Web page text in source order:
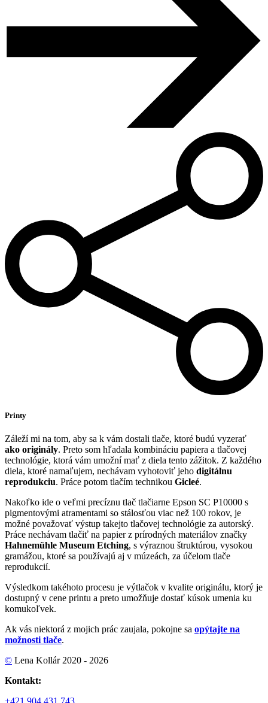
Printy
Záleží mi na tom, aby sa k vám dostali tlače, ktoré budú vyzerať
ako originály. Preto som hľadala kombináciu papiera a tlačovej
technológie, ktorá vám umožní mať z diela tento zážitok. Z každého
diela, ktoré namaľujem, nechávam vyhotoviť jeho digitálnu
reprodukciu. Práce potom tlačím technikou Gicleé.
Nakoľko ide o veľmi precíznu tlač tlačiarne Epson SC P10000 s
pigmentovými atramentami so stálosťou viac než 100 rokov, je
možné považovať výstup takejto tlačovej technológie za autorský.
Práce nechávam tlačiť na papier z prírodných materiálov značky
Hahnemühle Museum Etching, s výraznou štruktúrou, vysokou
gramážou, ktoré sa používajú aj v múzeách, za účelom tlače
reprodukcií.
Výsledkom takéhoto procesu je výtlačok v kvalite originálu, ktorý je
dostupný v cene printu a preto umožňuje dostať kúsok umenia ku
komukoľvek.
Ak vás niektorá z mojich prác zaujala, pokojne sa opýtajte na
možnosti tlače.
© Lena Kollár 2020 - 2026
Kontakt: